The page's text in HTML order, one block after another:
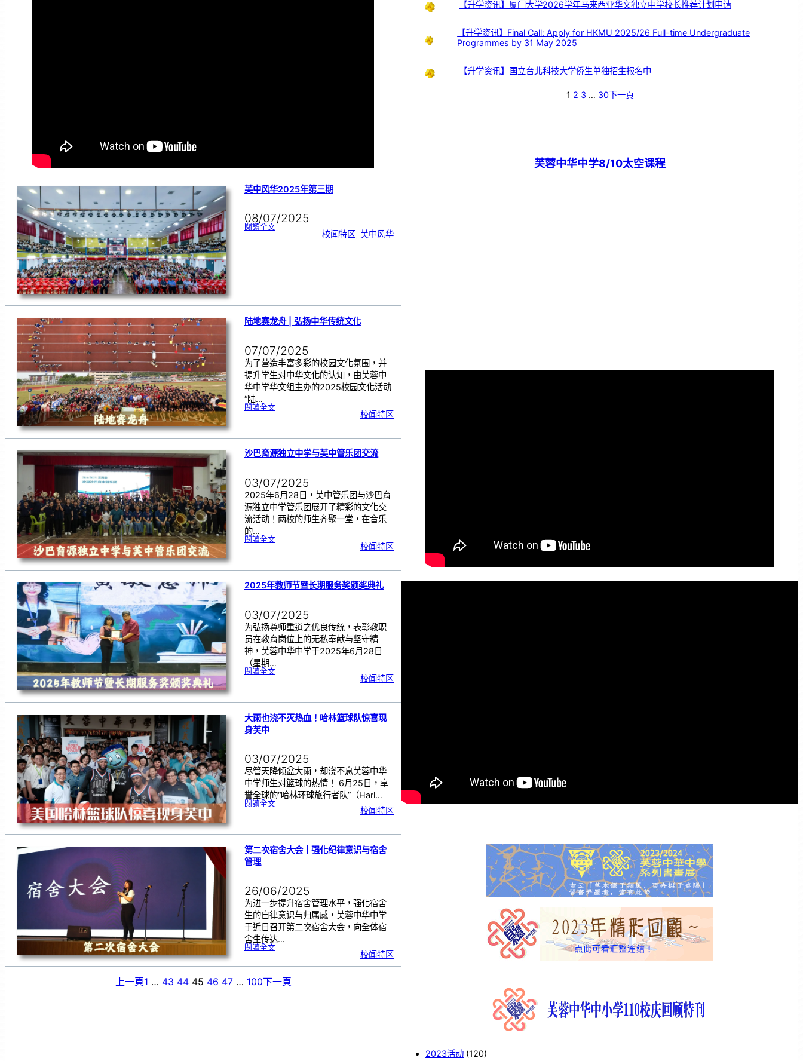
芙中风华2025年第三期
08/07/2025
閱讀全文:芙 校闻特区 芙中风华
陆地赛龙舟 | 弘扬中华传统文化
07/07/2025
为了营造丰富多彩的校园文化氛围，并
提升学生对中华文化的认知，由芙蓉中
华中学华文组主办的2025校园文化活动
“陆…
閱讀全文:陆
扬
华
传
统
文
校闻特区
沙巴育源独立中学与芙中管乐团交流
03/07/2025
2025年6月28日，芙中管乐团与沙巴育
源独立中学管乐团展开了精彩的文化交
流活动！两校的师生齐聚一堂，在音乐
的…
閱讀全文:沙
学
芙
中
管
校闻特区
2025年教师节暨长期服务奖颁奖典礼
03/07/2025
为弘扬尊师重道之优良传统，表彰教职
员在教育岗位上的无私奉献与坚守精
神，芙蓉中华中学于2025年6月28日
（星期…
閱讀全文:2
节
长
期
服
务
校闻特区
大雨也浇不灭热血！哈林篮球队惊喜现
身芙中
03/07/2025
尽管天降倾盆大雨，却浇不息芙蓉中华
中学师生对篮球的热情！ 6月25日，享
誉全球的“哈林环球旅行者队”（Harl…
閱讀全文:大
热
血
哈
林
篮
球
中
校闻特区
第二次宿舍大会｜强化纪律意识与宿舍
管理
26/06/2025
为进一步提升宿舍管理水平，强化宿舍
生的自律意识与归属感，芙蓉中华中学
于近日召开第二次宿舍大会，向全体宿
舍生传达…
閱讀全文:第
舍
｜
强
化
校闻特区
上一頁1 … 43 44 45 46 47 … 100下一頁
【升学资讯】厦门大学2026学年马来西亚华文独立中学校长推荐计划申请
【升学资讯】Final Call: Apply for HKMU 2025/26 Full-time Undergraduate
Programmes by 31 May 2025
【升学资讯】国立台北科技大学侨生单独招生报名中
1 2 3 … 30下一頁
芙蓉中华中学8/10太空课程
2023活动 (120)